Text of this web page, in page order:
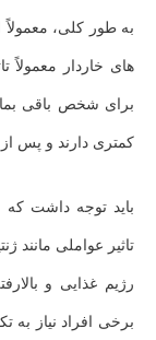
به طور کلی،
برای شخص باقی
کمتری دارند و پس
باید توجه داشت که
تاثیر عواملی مانند
رژیم غذایی و
برخی افراد نیاز به